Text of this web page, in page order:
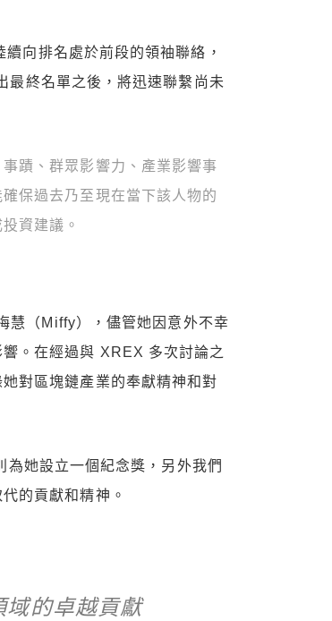
向排名處於前段的領袖聯絡，
最終名單之後，將迅速聯繫尚未
蹟、群眾影響力、產業影響事
保過去乃至現在當下該人物的
資建議。
慧（Miffy），儘管她因意外不幸
。在經過與 XREX 多次討論之
她對區塊鏈產業的奉獻精神和對
她設立一個紀念獎，另外我們
的貢獻和精神。
的卓越貢獻